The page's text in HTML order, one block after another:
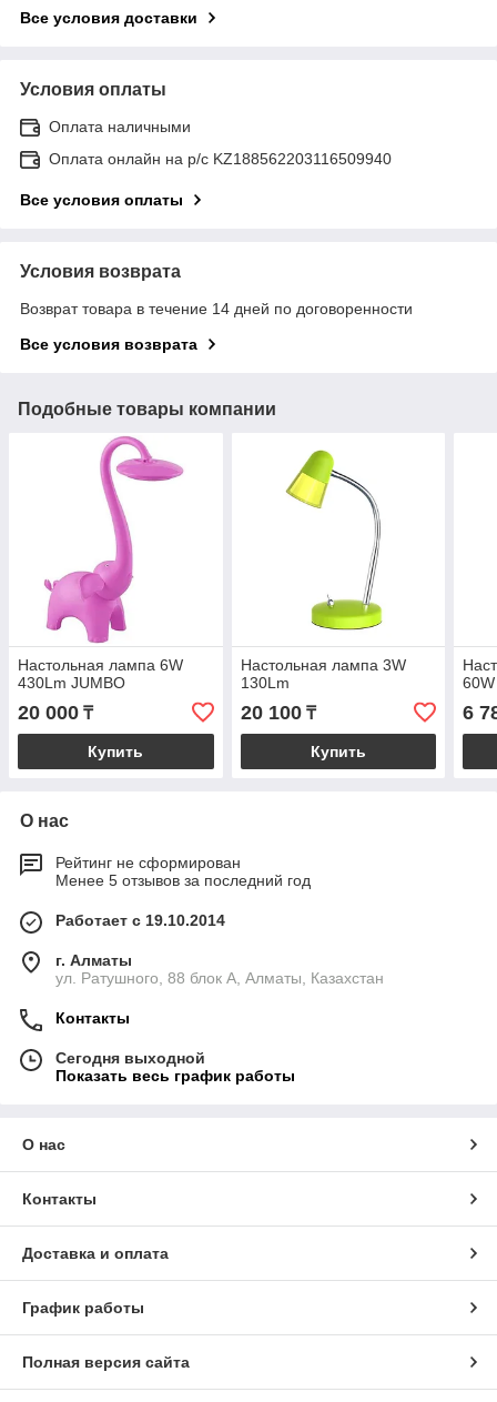
Все условия доставки
Условия оплаты
Оплата наличными
Оплата онлайн на р/с KZ188562203116509940
Все условия оплаты
Условия возврата
Возврат товара в течение 14 дней по договоренности
Все условия возврата
Подобные товары компании
Настольная лампа 6W
430Lm JUMBO
20 000 ₸
Купить
Настольная лампа 3W
130Lm
20 100₸
Купить
6
О нас
Рейтинг не сформирован
Менее 5 отзывов за последний год
Работает с 19.10.2014
г. Алматы
ул. Ратушного, 88 блок A, Алматы, Казахстан
Контакты
Сегодня выходной
Показать весь график работы
О нас
Контакты
Доставка и оплата
График работы
Полная версия сайта